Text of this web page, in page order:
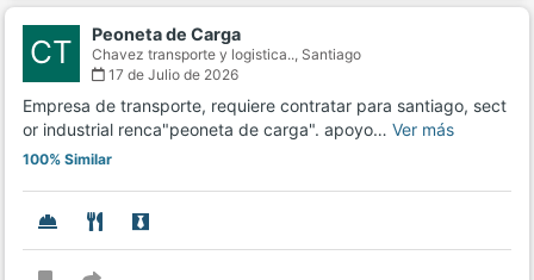
CT Peoneta de Carga
Chavez transporte y logistica.., Santiago
17 de Julio de 2026
Empresa de transporte, requiere contratar para santiago, sect
or industrial renca"peoneta de carga". apoyo… Ver más
100% Similar